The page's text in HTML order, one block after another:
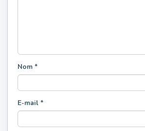
Nom *
E-mail *